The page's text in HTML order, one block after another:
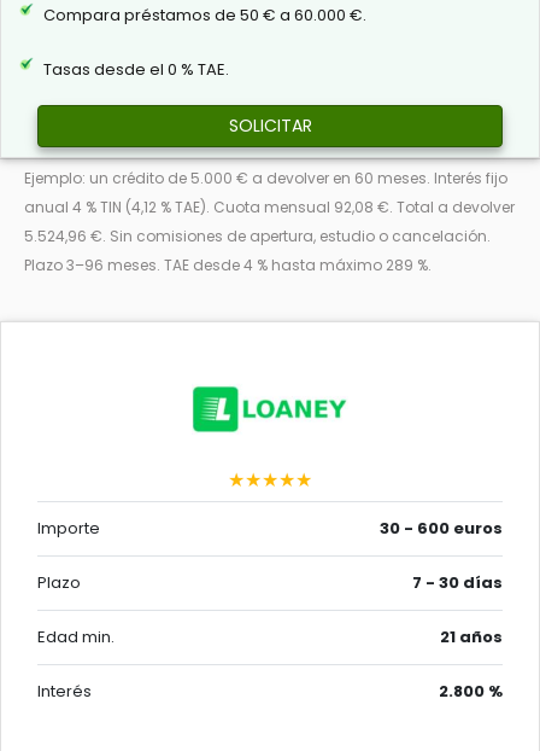
Compara préstamos de 50 € a 60.000 €.
Tasas desde el 0 % TAE.
SOLICITAR
Ejemplo: un crédito de 5.000 € a devolver en 60 meses. Interés fijo
anual 4 % TIN (4,12 % TAE). Cuota mensual 92,08 €. Total a devolver
5.524,96 €. Sin comisiones de apertura, estudio o cancelación.
Plazo 3–96 meses. TAE desde 4 % hasta máximo 289 %.
★★★★★
Importe 30 - 600 euros
Plazo 7 - 30 días
Edad min. 21 años
Interés 2.800 %